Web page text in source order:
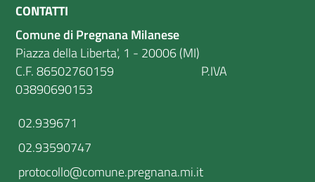
CONTATTI
Comune di Pregnana Milanese
Piazza della Liberta', 1 - 20006 (MI)
C.F. 86502760159 P.IVA
03890690153
02.939671
02.93590747
protocollo@comune.pregnana.mi.it